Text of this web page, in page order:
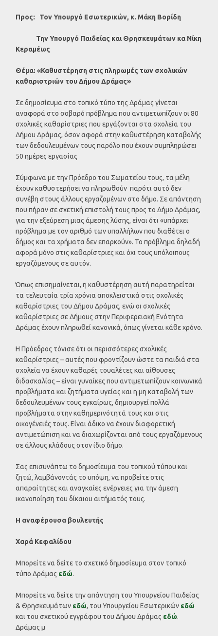
Προς: Τον Υπουργό Εσωτερικών, κ. Μάκη Βορίδη
Την Υπουργό Παιδείας και Θρησκευμάτων κα Νίκη
Κεραμέως
Θέμα: «Καθυστέρηση στις πληρωμές των σχολικών
καθαριστριών του Δήμου Δράμας»
Σε δημοσίευμα στο τοπικό τύπο της Δράμας γίνεται
αναφορά στο σοβαρό πρόβλημα που αντιμετωπίζουν οι 80
σχολικές καθαρίστριες που εργάζονται στα σχολεία του
Δήμου Δράμας, όσον αφορά στην καθυστέρηση καταβολής
των δεδουλευμένων τους παρόλο που έχουν συμπληρώσει
50 ημέρες εργασίας
Σύμφωνα με την Πρόεδρο του Σωματείου τους, τα μέλη
έχουν καθυστερήσει να πληρωθούν παρότι αυτό δεν
συνέβη στους άλλους εργαζομένων στο δήμο. Σε απάντηση
που πήραν σε σχετική επιστολή τους προς το Δήμο Δράμας,
για την εξεύρεση μιας άμεσης λύσης, είναι ότι «υπάρχει
πρόβλημα με τον αριθμό των υπαλλήλων που διαθέτει ο
δήμος και τα χρήματα δεν επαρκούν». Το πρόβλημα δηλαδή
αφορά μόνο στις καθαρίστριες και όχι τους υπόλοιπους
εργαζόμενους σε αυτόν.
Όπως επισημαίνεται, η καθυστέρηση αυτή παρατηρείται
τα τελευταία τρία χρόνια αποκλειστικά στις σχολικές
καθαρίστριες του Δήμου Δράμας, ενώ οι σχολικές
καθαρίστριες σε Δήμους στην Περιφερειακή Ενότητα
Δράμας έχουν πληρωθεί κανονικά, όπως γίνεται κάθε χρόνο.
Η Πρόεδρος τόνισε ότι οι περισσότερες σχολικές
καθαρίστριες – αυτές που φροντίζουν ώστε τα παιδιά στα
σχολεία να έχουν καθαρές τουαλέτες και αίθουσες
διδασκαλίας – είναι γυναίκες που αντιμετωπίζουν κοινωνικά
προβλήματα και ζητήματα υγείας και η μη καταβολή των
δεδουλευμένων τους εγκαίρως, δημιουργεί πολλά
προβλήματα στην καθημερινότητά τους και στις
οικογένειές τους. Είναι άδικο να έχουν διαφορετική
αντιμετώπιση και να διαχωρίζονται από τους εργαζόμενους
σε άλλους κλάδους στον ίδιο δήμο.
Σας επισυνάπτω το δημοσίευμα του τοπικού τύπου και
ζητώ, λαμβάνοντάς το υπόψη, να προβείτε στις
απαραίτητες και αναγκαίες ενέργειες για την άμεση
ικανοποίηση του δίκαιου αιτήματός τους.
Η αναφέρουσα βουλευτής
Χαρά Κεφαλίδου
Μπορείτε να δείτε το σχετικό δημοσίευμα στον τοπικό
τύπο Δράμας εδώ.
Μπορείτε να δείτε την απάντηση του Υπουργείου Παιδείας
& Θρησκευμάτων εδώ, του Υπουργείου Εσωτερικών εδώ
και του σχετικού εγγράφου του Δήμου Δράμας εδώ.
Δράμας μ